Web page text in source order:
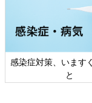
かの食材とは混ぜ
＼たまひよ grammer
たまひよ編集部で
活躍してくださる公
grammer）を募集
ンドを発信をしてい
感染症対策、います
と